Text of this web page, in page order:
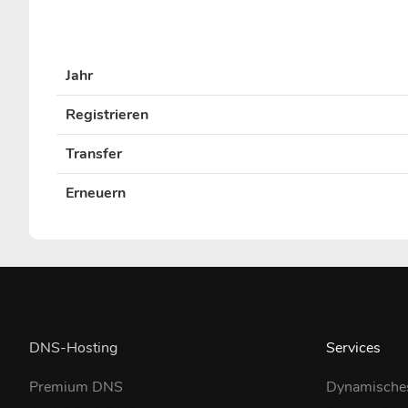
Jahr
Registrieren
Transfer
Erneuern
DNS-Hosting
Premium DNS
Services